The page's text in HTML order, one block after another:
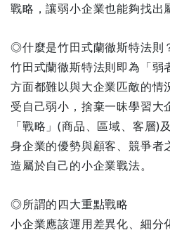
戰略，讓弱小企業也能夠找出
◎什麼是竹田式蘭徹斯特法則
竹田式蘭徹斯特法則即為「弱
方面都難以與大企業匹敵的情
受自己弱小，捨棄一昧學習大
「戰略」(商品、區域、客層)
身企業的優勢與顧客、競爭者
造屬於自己的小企業戰法。
◎所謂的四大重點戰略
小企業應該運用差異化、細分